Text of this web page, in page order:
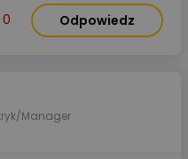
0 Odpowiedz
Manager